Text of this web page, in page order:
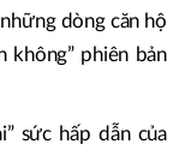
dòng căn hộ
không” phiên bản
sức hấp dẫn của